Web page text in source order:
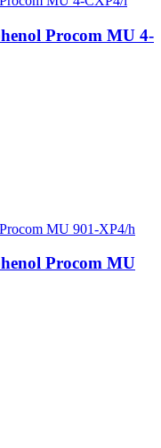
Procom MU 4-
Procom MU